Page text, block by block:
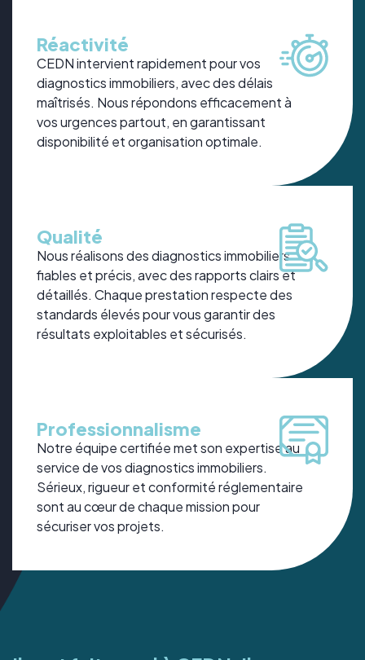
Réactivité
CEDN intervient rapidement pour vos
diagnostics immobiliers, avec des délais
maîtrisés. Nous répondons efficacement à
vos urgences partout, en garantissant
disponibilité et organisation optimale.
Qualité
Nous réalisons des diagnostics immobiliers
fiables et précis, avec des rapports clairs et
détaillés. Chaque prestation respecte des
standards élevés pour vous garantir des
résultats exploitables et sécurisés.
Professionnalisme
Notre équipe certifiée met son expertise au
service de vos diagnostics immobiliers.
Sérieux, rigueur et conformité réglementaire
sont au cœur de chaque mission pour
sécuriser vos projets.